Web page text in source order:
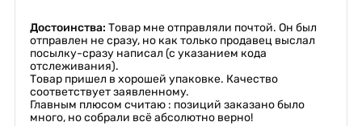
Достоинства: Товар мне отправляли почтой. Он был
отправлен не сразу, но как только продавец выслал
посылку-сразу написал (с указанием кода
отслеживания).
Товар пришел в хорошей упаковке. Качество
соответствует заявленному.
Главным плюсом считаю : позиций заказано было
много, но собрали всё абсолютно верно!